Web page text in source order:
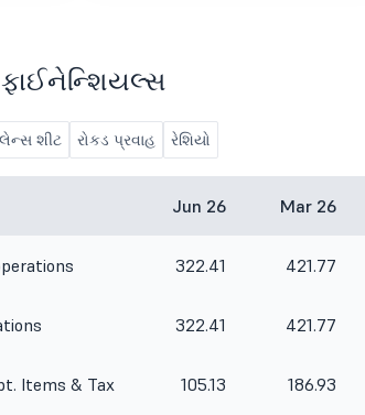
શીટ રોકડ પ્રવાહ રેશિયો
Jun 26 Mar 26
322.41 421.77
322.41 421.77
Items & Tax 105.13 186.93